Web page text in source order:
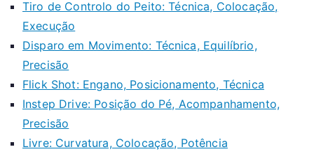
Tiro de Controlo do Peito: Técnica, Colocação,
Execução
Disparo em Movimento: Técnica, Equilíbrio,
Precisão
Flick Shot: Engano, Posicionamento, Técnica
Instep Drive: Posição do Pé, Acompanhamento,
Precisão
Livre: Curvatura, Colocação, Potência